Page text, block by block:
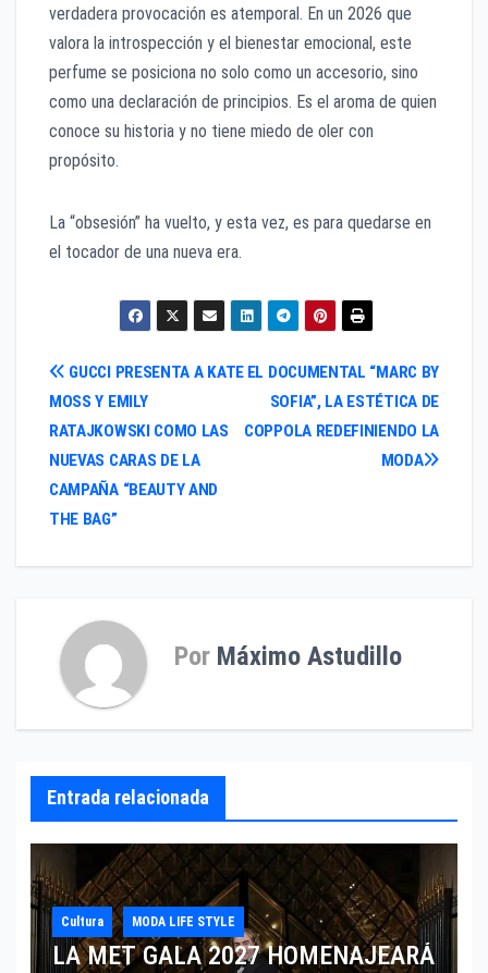
verdadera provocación es atemporal. En un 2026 que
valora la introspección y el bienestar emocional, este
perfume se posiciona no solo como un accesorio, sino
como una declaración de principios. Es el aroma de quien
conoce su historia y no tiene miedo de oler con
propósito.
La “obsesión” ha vuelto, y esta vez, es para quedarse en
el tocador de una nueva era.
Navegación
de
entradas
EL DOCUMENTAL “MARC BY
SOFIA”, LA ESTÉTICA DE
COPPOLA REDEFINIENDO LA
MODA
GUCCI PRESENTA A KATE
MOSS Y EMILY
RATAJKOWSKI COMO LAS
NUEVAS CARAS DE LA
CAMPAÑA “BEAUTY AND
THE BAG”
Por Máximo Astudillo
Entrada relacionada
Cultura MODA LIFE STYLE
LA MET GALA 2027 HOMENAJEARÁ